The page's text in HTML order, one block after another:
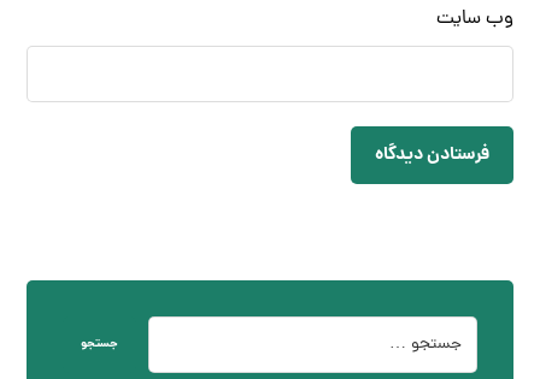
وب‌ سایت
فرستادن دیدگاه
جستجو